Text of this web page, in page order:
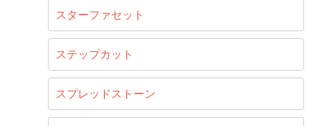
スターファセット
ステップカット
スプレッドストーン